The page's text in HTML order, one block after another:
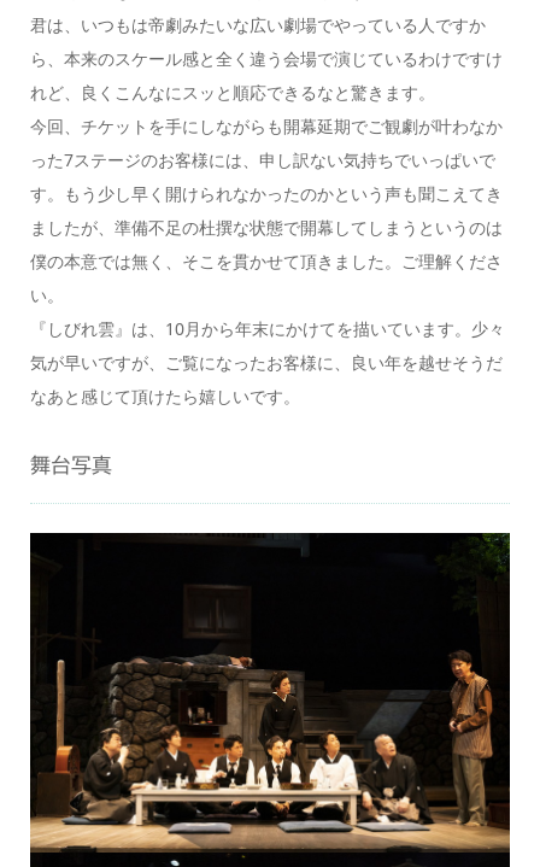
君は、いつもは帝劇みたいな広い劇場でやっている人ですか
ら、本来のスケール感と全く違う会場で演じているわけですけ
れど、良くこんなにスッと順応できるなと驚きます。
今回、チケットを手にしながらも開幕延期でご観劇が叶わなか
った7ステージのお客様には、申し訳ない気持ちでいっぱいで
す。もう少し早く開けられなかったのかという声も聞こえてき
ましたが、準備不足の杜撰な状態で開幕してしまうというのは
僕の本意では無く、そこを貫かせて頂きました。ご理解くださ
い。
『しびれ雲』は、10月から年末にかけてを描いています。少々
気が早いですが、ご覧になったお客様に、良い年を越せそうだ
なあと感じて頂けたら嬉しいです。
舞台写真